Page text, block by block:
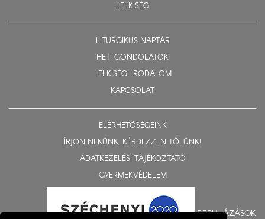
LELKISÉG
LITURGIKUS NAPTÁR
HETI GONDOLATOK
LELKISÉGI IRODALOM
KAPCSOLAT
ELÉRHETŐSÉGEINK
ÍRJON NEKÜNK, KÉRDEZZEN TŐLÜNK!
ADATKEZELÉSI TÁJÉKOZTATÓ
GYERMEKVÉDELEM
BERUHÁZÁSOK